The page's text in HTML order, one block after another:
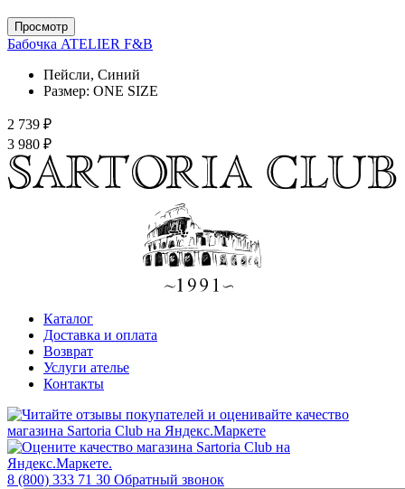
Просмотр
Бабочка ATELIER F&B
Пейсли, Синий
Размер: ONE SIZE
2 739 ₽
3 980 ₽
Каталог
Доставка и оплата
Возврат
Услуги ателье
Контакты
8 (800) 333 71 30 Обратный звонок